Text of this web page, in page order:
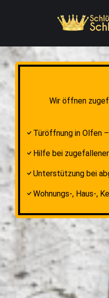
Wir öffnen
Türöffnung in Olfen
Hilfe bei
Unterstützung bei
Wohnungs-, Haus-,